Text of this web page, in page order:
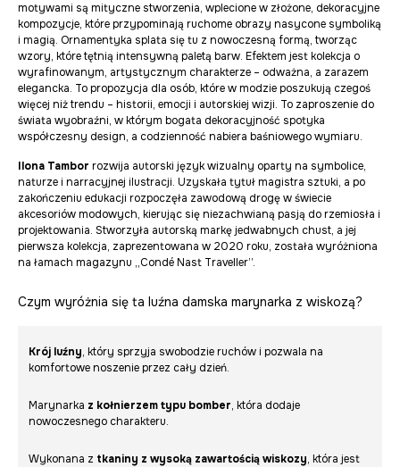
motywami są mityczne stworzenia, wplecione w złożone, dekoracyjne
kompozycje, które przypominają ruchome obrazy nasycone symboliką
i magią. Ornamentyka splata się tu z nowoczesną formą, tworząc
wzory, które tętnią intensywną paletą barw. Efektem jest kolekcja o
wyrafinowanym, artystycznym charakterze – odważna, a zarazem
elegancka. To propozycja dla osób, które w modzie poszukują czegoś
więcej niż trendu – historii, emocji i autorskiej wizji. To zaproszenie do
świata wyobraźni, w którym bogata dekoracyjność spotyka
współczesny design, a codzienność nabiera baśniowego wymiaru.
Ilona Tambor rozwija autorski język wizualny oparty na symbolice,
naturze i narracyjnej ilustracji. Uzyskała tytuł magistra sztuki, a po
zakończeniu edukacji rozpoczęła zawodową drogę w świecie
akcesoriów modowych, kierując się niezachwianą pasją do rzemiosła i
projektowania. Stworzyła autorską markę jedwabnych chust, a jej
pierwsza kolekcja, zaprezentowana w 2020 roku, została wyróżniona
na łamach magazynu „Condé Nast Traveller”.
Czym wyróżnia się ta luźna damska marynarka z wiskozą?
Krój luźny, który sprzyja swobodzie ruchów i pozwala na
komfortowe noszenie przez cały dzień.
Marynarka z kołnierzem typu bomber, która dodaje
nowoczesnego charakteru.
Wykonana z tkaniny z wysoką zawartością wiskozy, która jest